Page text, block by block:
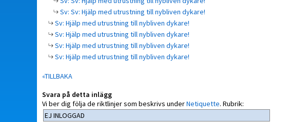
Sv: Sv: Hjälp med utrustning till nybliven dykare!
Sv: Hjälp med utrustning till nybliven dykare!
Sv: Hjälp med utrustning till nybliven dykare!
Sv: Hjälp med utrustning till nybliven dykare!
Sv: Hjälp med utrustning till nybliven dykare!
«TILLBAKA
Svara på detta inlägg
Vi ber dig följa de riktlinjer som beskrivs underNetiquette. Rubrik: